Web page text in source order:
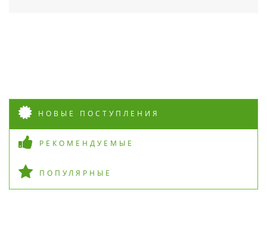
НОВЫЕ ПОСТУПЛЕНИЯ
РЕКОМЕНДУЕМЫЕ
ПОПУЛЯРНЫЕ